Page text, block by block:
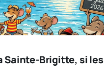
Sainte-Brigitte, si les